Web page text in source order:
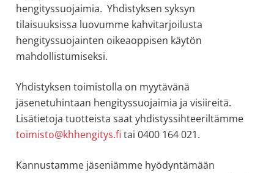
hengityssuojaimia. Yhdistyksen syksyn
tilaisuuksissa luovumme kahvitarjoilusta
hengityssuojainten oikeaoppisen käytön
mahdollistumiseksi.
Yhdistyksen toimistolla on myytävänä
jäsenetuhintaan hengityssuojaimia ja visiireitä.
Lisätietoja tuotteista saat yhdistyssihteeriltämme
toimisto@khhengitys.fi tai 0400 164 021.
Kannustamme jäseniämme hyödyntämään